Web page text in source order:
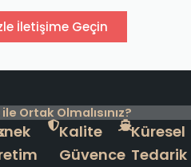
İletişime Geçin
Ortak Olmalısınız?
Kalite
Güvence
Küresel
Tedarik